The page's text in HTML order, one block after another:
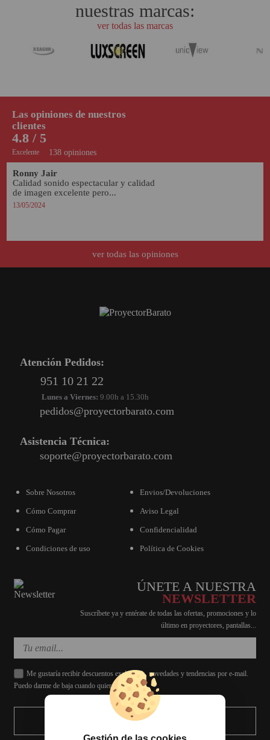
nuestras marcas:
ver todas las marcas
138 opiniones
4.8 / 5
Excelente
Las opiniones de nuestros
clientes
Ronny Jair
Calidad sonido espectacular y calidad
de imagen excelente pero...
13/05/2024
ver todas las opiniones
Atención Pedidos:
951 10 21 22
Lunes a Viernes: 9.00h a 15.30h
pedidos@proyectorbarato.com
Asistencia Técnica:
soporte@proyectorbarato.com
Sobre Nosotros
Cómo Comprar
Cómo Pagar
Condiciones de uso
Envios/Devoluciones
Aviso Legal
Confidencialidad
Política de Cookies
ÚNETE A NUESTRA
NEWSLETTER
Suscríbete ya y entérate de todas las ofertas, promociones y lo
último en proyectores, pantallas...
Me gustaría recibir descuentos exclusivos, novedades y tendencias por e-mail.
Puedo darme de baja cuando quiera.
ENVIAR